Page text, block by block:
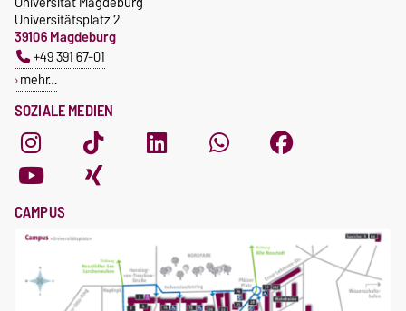
SOZIALE MEDIEN
Universitätsplatz 2
39106 Magdeburg
+49 391 67-01
mehr…
CAMPUS